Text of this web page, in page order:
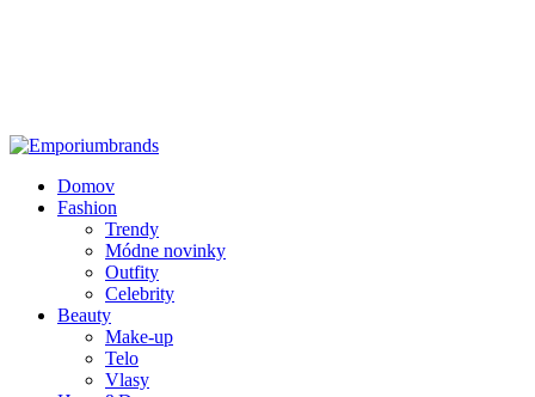
Domov
Fashion
Trendy
Módne novinky
Outfity
Celebrity
Beauty
Make-up
Telo
Vlasy